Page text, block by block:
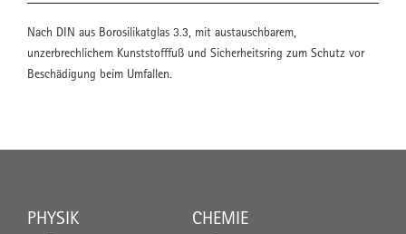
Nach DIN aus Borosilikatglas 3.3, mit austauschbarem,
unzerbrechlichem Kunststofffuß und Sicherheitsring zum Schutz vor
Beschädigung beim Umfallen.
PHYSIK CHEMIE